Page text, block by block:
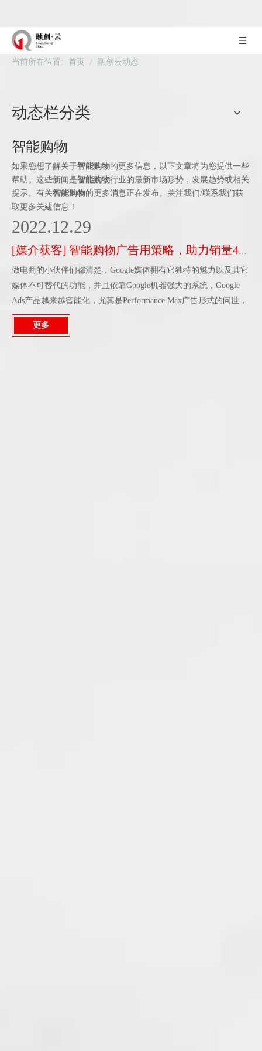
当前所在位置: 首页 / 融创云动态
动态栏分类
智能购物
如果您想了解关于智能购物的更多信息，以下文章将为您提供一些
帮助。这些新闻是智能购物行业的最新市场形势，发展趋势或相关
提示。有关智能购物的更多消息正在发布。关注我们/联系我们获
取更多关建信息！
[媒介获客] 智能购物广告用策略，助力销量4倍提升！
做电商的小伙伴们都清楚，Google媒体拥有它独特的魅力以及其它
媒体不可替代的功能，并且依靠Google机器强大的系统，Google
Ads产品越来越智能化，尤其是Performance Max广告形式的问世，
让很多电商小伙伴不得不产生疑问：智能购物广告就没必要使用了
吗？其实不是的，Performance Max虽然功能强大，但是仍然依靠
2022.12.29
更多